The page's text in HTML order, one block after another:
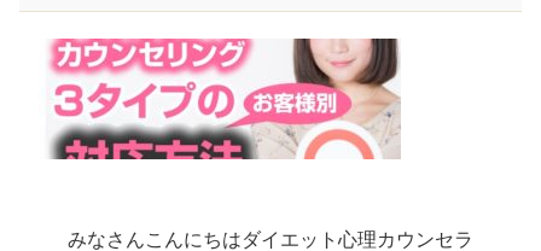
みなさんこんにちはダイエット心理カウンセラ